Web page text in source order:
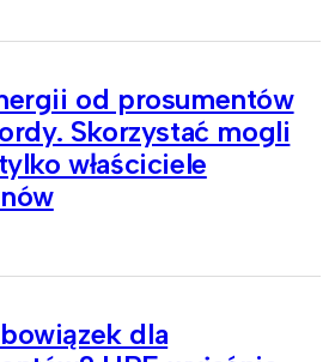
od prosumentów
Skorzystać mogli
właściciele
dla